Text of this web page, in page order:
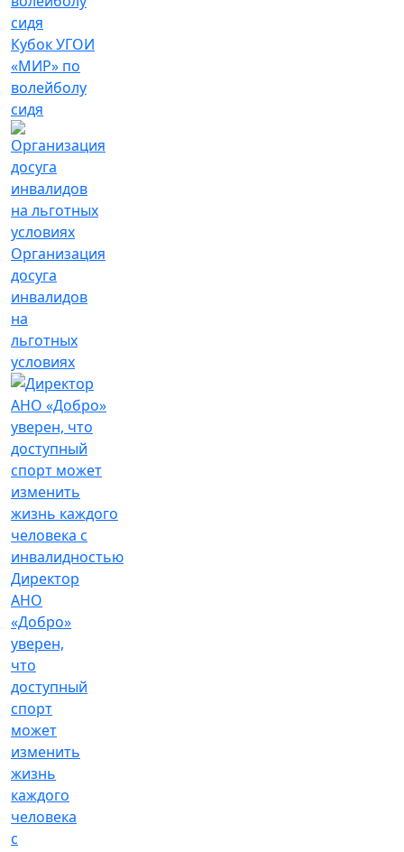
Кубок УГОИ
«МИР» по
волейболу
сидя
Организация
досуга
инвалидов
на
льготных
условиях
Директор
АНО
«Добро»
уверен,
что
доступный
спорт
может
изменить
жизнь
каждого
человека
с